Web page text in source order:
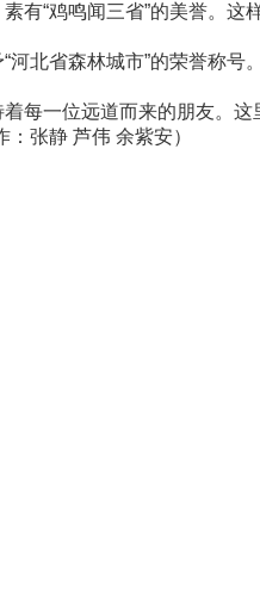
“鸡鸣闻三省”的美誉。这
省森林城市”的荣誉称号
一位远道而来的朋友。这
张静 芦伟 余紫安）